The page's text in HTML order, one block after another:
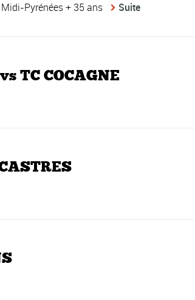
Pyrénées + 35 ans Suite
TC COCAGNE